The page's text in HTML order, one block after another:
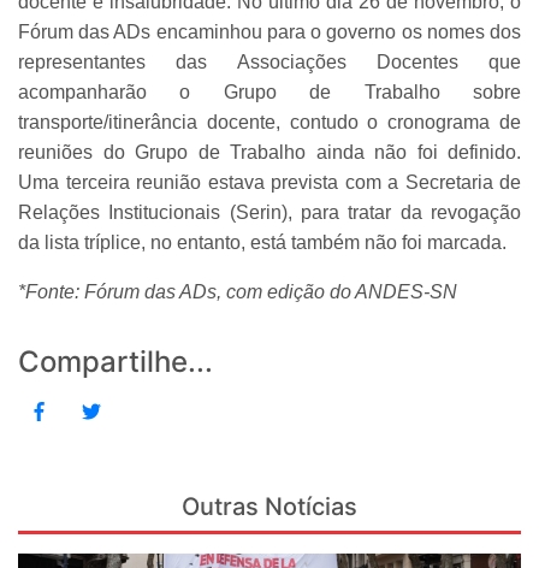
Fórum das ADs encaminhou para o governo os nomes dos
representantes das Associações Docentes que
acompanharão o Grupo de Trabalho sobre
transporte/itinerância docente, contudo o cronograma de
reuniões do Grupo de Trabalho ainda não foi definido.
Uma terceira reunião estava prevista com a Secretaria de
Relações Institucionais (Serin), para tratar da revogação
da lista tríplice, no entanto, está também não foi marcada.
*Fonte: Fórum das ADs, com edição do ANDES-SN
Compartilhe...
Outras Notícias